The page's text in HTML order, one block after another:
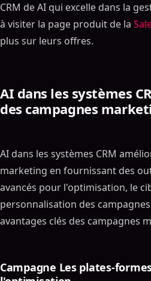
CRM de AI qui excelle dans la
à visiter la page produit de la
plus sur leurs offres.
AI dans les systèmes
des campagnes
AI dans les systèmes CRM
marketing en fournissant des
avancés pour l'optimisation, le
personnalisation des
avantages clés des campagnes
Campagne Les plates-